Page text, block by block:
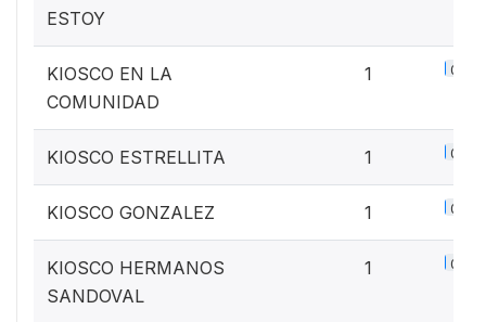
ESTOY
KIOSCO EN LA
COMUNIDAD
1 0.1%
KIOSCO ESTRELLITA 1 0.1%
KIOSCO GONZALEZ 1 0.1%
KIOSCO HERMANOS
SANDOVAL
1 0.1%